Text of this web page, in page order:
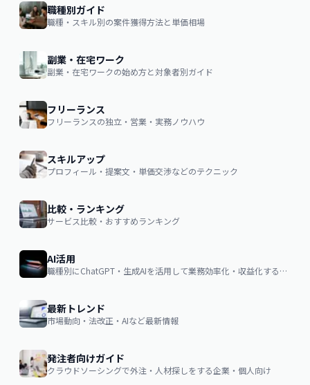
職種別ガイド
職種・スキル別の案件獲得方法と単価相場
副業・在宅ワーク
副業・在宅ワークの始め方と対象者別ガイド
フリーランス
フリーランスの独立・営業・実務ノウハウ
スキルアップ
プロフィール・提案文・単価交渉などのテクニック
比較・ランキング
サービス比較・おすすめランキング
AI活用
職種別にChatGPT・生成AIを活用して業務効率化・収益化するノウハウ
最新トレンド
市場動向・法改正・AIなど最新情報
発注者向けガイド
クラウドソーシングで外注・人材探しをする企業・個人向け